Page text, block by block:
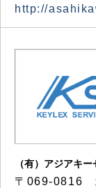
http://
（有）アジアキ
〒069-0816